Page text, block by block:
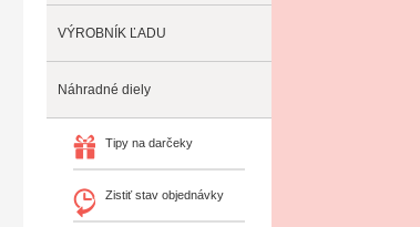
VÝROBNÍK ĽADU
Náhradné diely
Tipy na darčeky
Zistiť stav objednávky